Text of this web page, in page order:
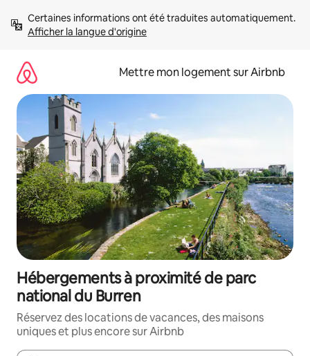
directement
Afficher la langue d'origine
Mettre mon logement sur Airbnb
Hébergements à proximité de parc
national du Burren
Réservez des locations de vacances, des maisons
uniques et plus encore sur Airbnb